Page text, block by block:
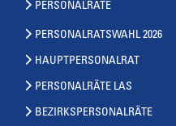
PERSONALRÄTE
PERSONALRATSWAHL 2026
HAUPTPERSONALRAT
PERSONALRÄTE LAS
BEZIRKSPERSONALRÄTE